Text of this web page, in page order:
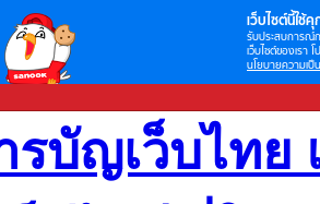
เว็บไซต์นี้ใช้คุ
รับประสบการณ์
เว็บไซต์ของเรา
นโยบายความเป็
บัญเว็บไทย